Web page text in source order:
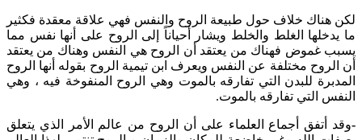
لكن هناك خلاف حول طبيعة الروح والنفس فهي علاقة معقدة فكثير
ما يدخلها الغلط والخلط ويشار أحياناً إلى الروح على أنها نفس مما
يسبب غموض فهناك من يعتقد أن الروح هي النفس وهناك من يعتقد
أن الروح مختلفة عن النفس ويعرف ابن تيمية الروح بقوله أنها الروح
المدبرة للبدن التي تفارقه بالموت وهي الروح المنفوخة فيه ، وهي
النفس التي تفارقه بالموت.
-وقد أتفق أجماع العلماء على أن الروح من عالم الأمر الذي يتعلق